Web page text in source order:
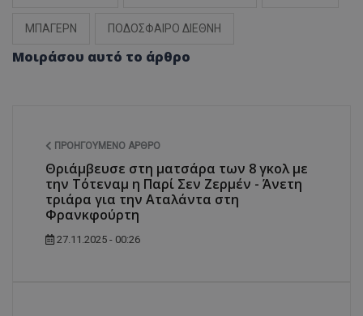
ΜΠΑΓΕΡΝ ΠΟΔΟΣΦΑΙΡΟ ΔΙΕΘΝΗ
Μοιράσου αυτό το άρθρο
ΠΡΟΗΓΟΎΜΕΝΟ ΆΡΘΡΟ
Θριάμβευσε στη ματσάρα των 8 γκολ με
την Τότεναμ η Παρί Σεν Ζερμέν - Άνετη
τριάρα για την Αταλάντα στη
Φρανκφούρτη
27.11.2025 - 00:26